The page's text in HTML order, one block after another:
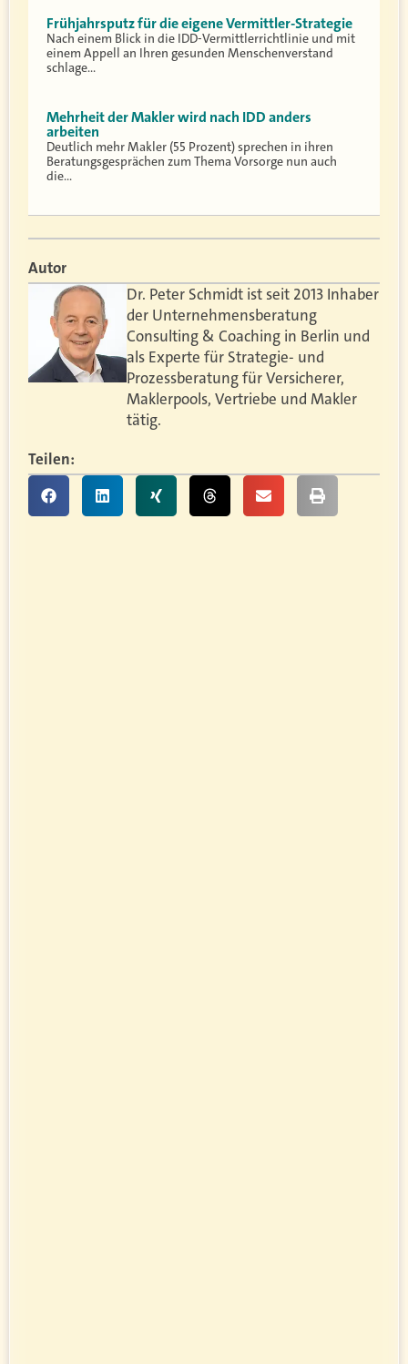
Frühjahrsputz für die eigene Vermittler-Strategie
Nach einem Blick in die IDD-Vermittlerrichtlinie und mit
einem Appell an Ihren gesunden Menschenverstand
schlage…
Mehrheit der Makler wird nach IDD anders
arbeiten
Deutlich mehr Makler (55 Prozent) sprechen in ihren
Beratungsgesprächen zum Thema Vorsorge nun auch
die…
Autor
Dr. Peter Schmidt ist seit 2013 Inhaber
der Unternehmensberatung
Consulting & Coaching in Berlin und
als Experte für Strategie- und
Prozessberatung für Versicherer,
Maklerpools, Vertriebe und Makler
tätig.
Teilen: